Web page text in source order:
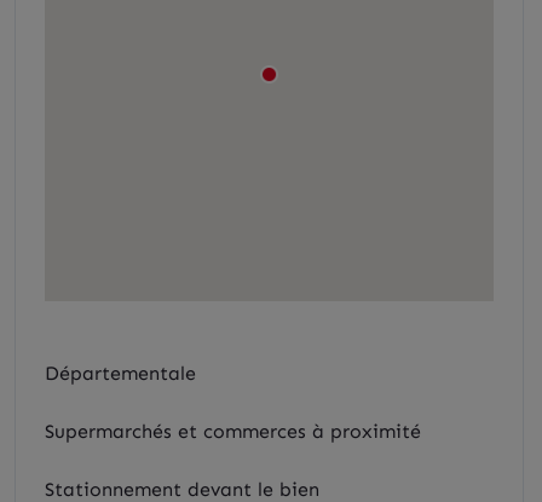
Départementale
Supermarchés et commerces à proximité
Stationnement devant le bien